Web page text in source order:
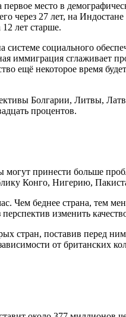
место в
через 27 лет, на
лет старше.
системе социального
иммиграция
ещё некоторое время
Болгарии, Литвы,
процентов.
принести больше
Конго, Нигерию,
Чем беднее страна, тем
изменить
стран, поставив перед
от британских